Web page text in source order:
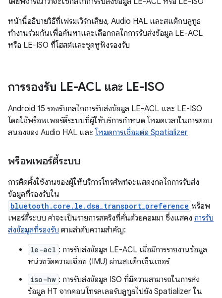
หน้านี้อธิบายวิธีที่เฟรมเวิร์กเสียง, Audio HAL และสแต็กบลูทูธ
ทำงานร่วมกันเพื่อค้นหาและเลือกกลไกการรับส่งข้อมูล LE-ACL
หรือ LE-ISO ที่โฮสต์และชุดหูฟังรองรับ
การรองรับ LE-ACL และ LE-ISO
Android 15 รองรับกลไกการรับส่งข้อมูล LE-ACL และ LE-ISO
โดยใช้พร็อพเพอร์ตี้ระบบที่ผู้ให้บริการกำหนด โหมดเวลาในการตอบ
สนองของ Audio HAL และ โหมดการเชื่อมต่อ Spatializer
พร็อพเพอร์ตี้ระบบ
การติดตั้งใช้งานของผู้ให้บริการโทรศัพท์จะแสดงกลไกการรับส่ง
ข้อมูลที่รองรับใน
bluetooth.core.le.dsa_transport_preference พร็อพ
เพอร์ตี้ระบบ ค่าจะเป็นรายการสตริงที่คั่นด้วยคอมมา ซึ่งแสดง การรับ
ส่งข้อมูลที่รองรับ ตามลำดับความสำคัญ:
le-acl : การรับส่งข้อมูล LE-ACL เมื่อมีการรายงานข้อมูล
หน่วยวัดความเฉื่อย (IMU) ผ่านสแต็กเซ็นเซอร์
iso-hw : การรับส่งข้อมูล ISO ที่มีความสามารถในการส่ง
ข้อมูล HT จากคอนโทรลเลอร์บลูทูธไปยัง Spatializer ใน